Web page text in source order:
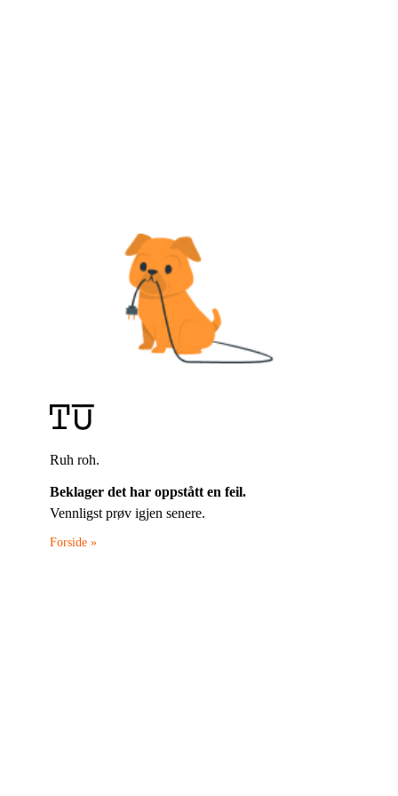
Ruh roh.
Beklager det har oppstått en feil.
Vennligst prøv igjen senere.
Forside »